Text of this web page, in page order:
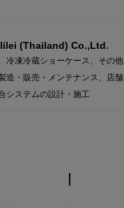
(Thailand) Co.,Ltd.
冷凍冷蔵ショーケース、その他
造・販売・メンテナンス、店舗
システムの設計・施工